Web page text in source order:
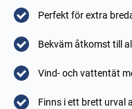
Perfekt för extra
Bekväm åtkomst till
Vind- och vattentät
Finns i ett brett urval